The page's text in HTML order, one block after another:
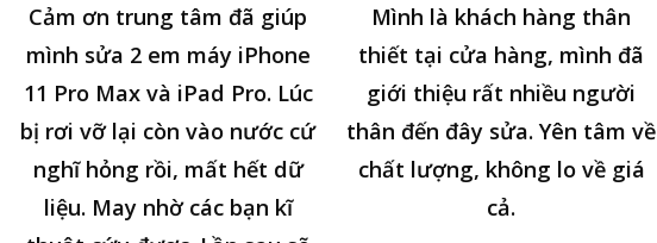
Cảm ơn trung tâm đã giúp
mình sửa 2 em máy iPhone
11 Pro Max và iPad Pro. Lúc
bị rơi vỡ lại còn vào nước cứ
nghĩ hỏng rồi, mất hết dữ
liệu. May nhờ các bạn kĩ
Mình là khách hàng thân
thiết tại cửa hàng, mình đã
giới thiệu rất nhiều người
thân đến đây sửa. Yên tâm về
chất lượng, không lo về giá
cả.